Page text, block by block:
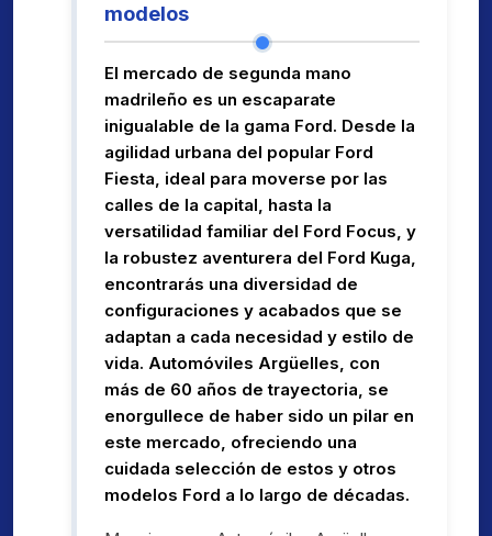
modelos
El mercado de segunda mano
madrileño es un escaparate
inigualable de la gama Ford. Desde la
agilidad urbana del popular Ford
Fiesta, ideal para moverse por las
calles de la capital, hasta la
versatilidad familiar del Ford Focus, y
la robustez aventurera del Ford Kuga,
encontrarás una diversidad de
configuraciones y acabados que se
adaptan a cada necesidad y estilo de
vida. Automóviles Argüelles, con
más de 60 años de trayectoria, se
enorgullece de haber sido un pilar en
este mercado, ofreciendo una
cuidada selección de estos y otros
modelos Ford a lo largo de décadas.